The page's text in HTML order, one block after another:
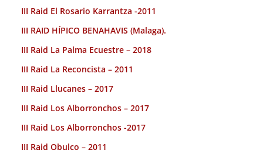
III Raid El Rosario Karrantza -2011
III RAID HÍPICO BENAHAVIS (Malaga).
III Raid La Palma Ecuestre – 2018
III Raid La Reconcista – 2011
III Raid Llucanes – 2017
III Raid Los Alborronchos – 2017
III Raid Los Alborronchos -2017
III Raid Obulco – 2011